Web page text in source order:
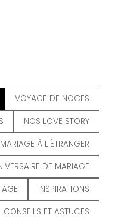
VOYAGE DE NOCES
NOS LOVE STORY
MARIAGE À L'ÉTRANGER
DE MARIAGE
INSPIRATIONS
CONSEILS ET ASTUCES